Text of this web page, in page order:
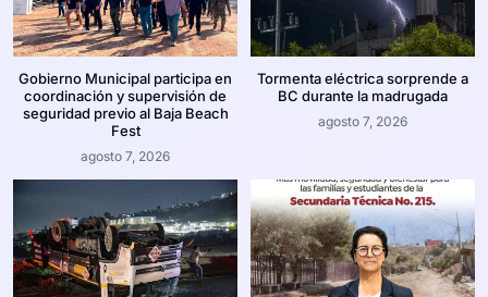
Gobierno Municipal participa en
coordinación y supervisión de
seguridad previo al Baja Beach
Fest
agosto 7, 2026
Tormenta eléctrica sorprende a
BC durante la madrugada
agosto 7, 2026